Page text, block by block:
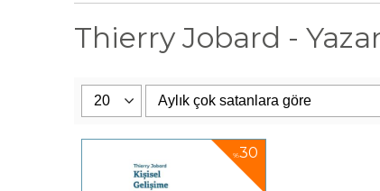
Thierry Jobard -
%30